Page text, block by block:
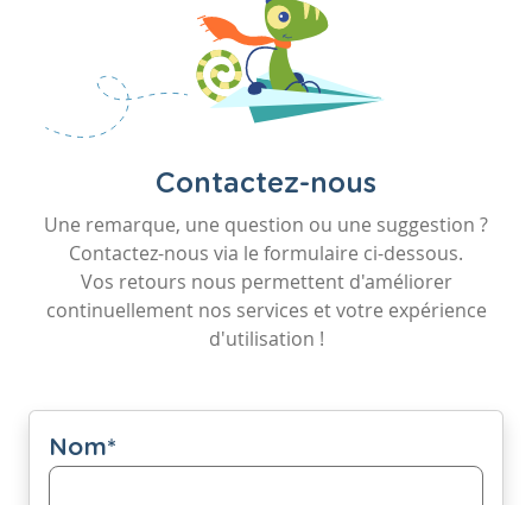
Contactez-nous
Une remarque, une question ou une suggestion ?
Contactez-nous via le formulaire ci-dessous.
Vos retours nous permettent d'améliorer
continuellement nos services et votre expérience
d'utilisation !
Nom*